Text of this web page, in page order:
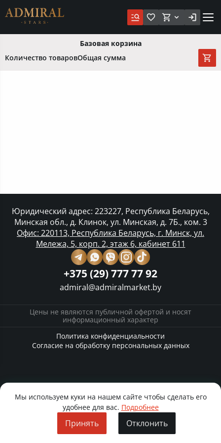
Базовая корзина
Количество товаровОбщая сумма
Юридический адрес: 223227, Республика Беларусь,
Минская обл., д. Клинок, ул. Минская, д. 7Б., ком. 3
Офис: 220113, Республика Беларусь, г. Минск, ул.
Мележа, 5, корп. 2, этаж 6, кабинет 611
+375 (29) 777 77 92
admiral@admiralmarket.by
Цены не являются публичной офертой и носят
информационный характер
Политика конфиденциальности
Согласие на обработку персональных данных
Мы используем куки на нашем сайте чтобы сделать его
удобнее для вас. Подробнее
Принять Отклонить